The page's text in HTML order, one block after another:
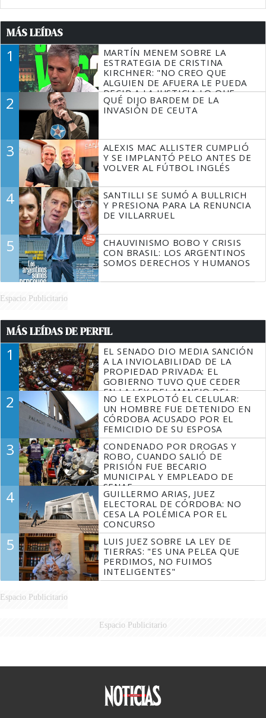
MÁS LEÍDAS
1
MARTÍN MENEM SOBRE LA
ESTRATEGIA DE CRISTINA
KIRCHNER: "NO CREO QUE
ALGUIEN DE AFUERA LE PUEDA
DECIR A LA JUSTICIA LO QUE
TIENE QUE HACER"
2
QUÉ DIJO BARDEM DE LA
INVASIÓN DE CEUTA
3
ALEXIS MAC ALLISTER CUMPLIÓ
Y SE IMPLANTÓ PELO ANTES DE
VOLVER AL FÚTBOL INGLÉS
4
SANTILLI SE SUMÓ A BULLRICH
Y PRESIONA PARA LA RENUNCIA
DE VILLARRUEL
5
CHAUVINISMO BOBO Y CRISIS
CON BRASIL: LOS ARGENTINOS
SOMOS DERECHOS Y HUMANOS
Espacio Publicitario
MÁS LEÍDAS DE PERFIL
1
EL SENADO DIO MEDIA SANCIÓN
A LA INVIOLABILIDAD DE LA
PROPIEDAD PRIVADA: EL
GOBIERNO TUVO QUE CEDER
EN LA LEY DEL MANEJO DEL
FUEGO
2
NO LE EXPLOTÓ EL CELULAR:
UN HOMBRE FUE DETENIDO EN
CÓRDOBA ACUSADO POR EL
FEMICIDIO DE SU ESPOSA
3
CONDENADO POR DROGAS Y
ROBO, CUANDO SALIÓ DE
PRISIÓN FUE BECARIO
MUNICIPAL Y EMPLEADO DE
SENAF
4
GUILLERMO ARIAS, JUEZ
ELECTORAL DE CÓRDOBA: NO
CESA LA POLÉMICA POR EL
CONCURSO
5
LUIS JUEZ SOBRE LA LEY DE
TIERRAS: "ES UNA PELEA QUE
PERDIMOS, NO FUIMOS
INTELIGENTES"
Espacio Publicitario
Espacio Publicitario